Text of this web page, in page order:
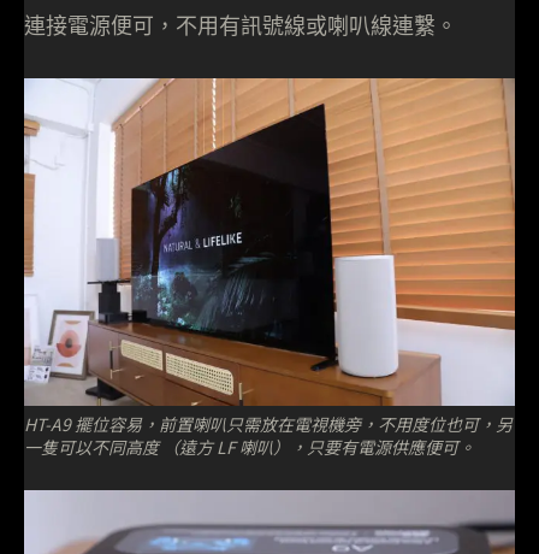
連接電源便可，不用有訊號線或喇叭線連繫。
HT-A9 擺位容易，前置喇叭只需放在電視機旁，不用度位也可，另
一隻可以不同高度 （遠方 LF 喇叭），只要有電源供應便可。